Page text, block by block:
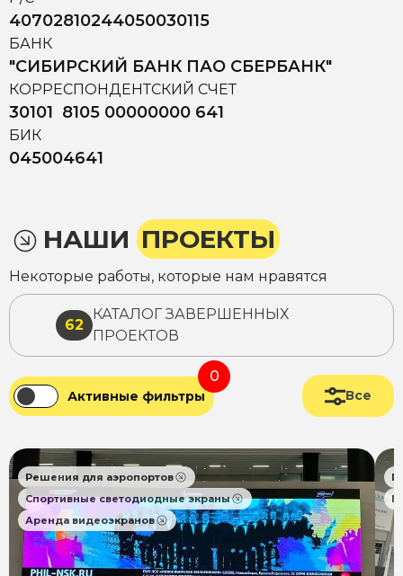
40702810244050030115
БАНК
"СИБИРСКИЙ БАНК ПАО СБЕРБАНК"
КОРРЕСПОНДЕНТСКИЙ СЧЕТ
30101 8105 00000000 641
БИК
045004641
НАШИ ПРОЕКТЫ
Некоторые работы, которые нам нравятся
62
КАТАЛОГ ЗАВЕРШЕННЫХ
ПРОЕКТОВ
Активные фильтры
0
Все
Решения для аэропортов
Спортивные светодиодные экраны
Аренда видеоэкранов